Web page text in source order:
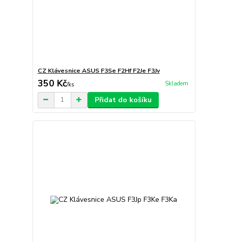
CZ Klávesnice ASUS F3Se F2Hf F2Je F3Jv
350 Kč/ks Skladem
Přidat do košíku